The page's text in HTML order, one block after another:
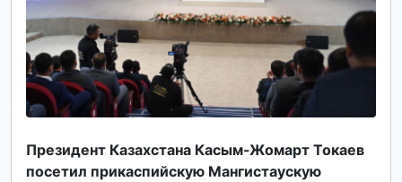
Президент Казахстана Касым-Жомарт Токаев
посетил прикаспийскую Мангистаускую